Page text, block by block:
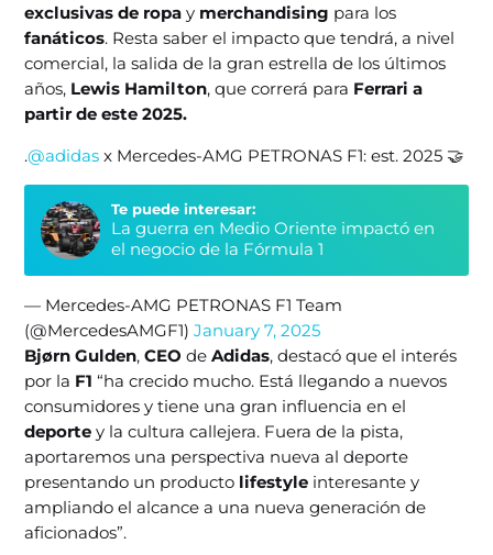
exclusivas de ropay merchandising para los
fanáticos. Resta saber el impacto que tendrá, a nivel
comercial, la salida de la gran estrella de los últimos
años, Lewis Hamilton, que correrá para Ferrari a
partir de este 2025.
.@adidas x Mercedes-AMG PETRONAS F1: est. 2025 🤝
Te puede interesar:
La guerra en Medio Oriente impactó en
el negocio de la Fórmula 1
— Mercedes-AMG PETRONAS F1 Team
(@MercedesAMGF1)January 7, 2025
Bjørn Gulden,CEOdeAdidas, destacó que el interés
por la F1“ha crecido mucho. Está llegando a nuevos
consumidores y tiene una gran influencia en el
deportey la cultura callejera. Fuera de la pista,
aportaremos una perspectiva nueva al deporte
presentando un producto lifestyle interesante y
ampliando el alcance a una nueva generación de
aficionados”.